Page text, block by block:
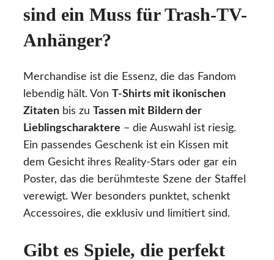
sind ein Muss für Trash-TV-
Anhänger?
Merchandise ist die Essenz, die das Fandom
lebendig hält. Von
T-Shirts mit ikonischen
Zitaten bis zu
Tassen mit Bildern der
Lieblingscharaktere – die Auswahl ist riesig.
Ein passendes Geschenk ist ein Kissen mit
dem Gesicht ihres Reality-Stars oder gar ein
Poster, das die berühmteste Szene der Staffel
verewigt. Wer besonders punktet, schenkt
Accessoires, die exklusiv und limitiert sind.
Gibt es Spiele, die perfekt